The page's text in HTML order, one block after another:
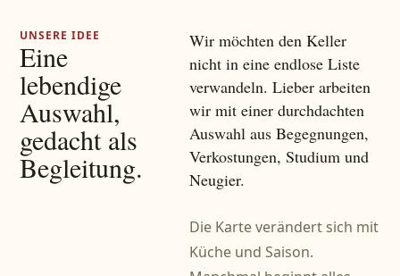
UNSERE IDEE
Eine
lebendige
Auswahl,
gedacht als
Begleitung.
Wir möchten den Keller
nicht in eine endlose Liste
verwandeln. Lieber arbeiten
wir mit einer durchdachten
Auswahl aus Begegnungen,
Verkostungen, Studium und
Neugier.
Die Karte verändert sich mit
Küche und Saison.